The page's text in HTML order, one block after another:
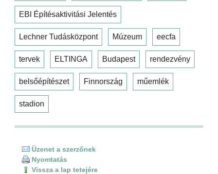
EBI Építésaktivitási Jelentés
Lechner Tudásközpont Múzeum eecfa
tervek ELTINGA Budapest rendezvény
belsőépítészet Finnország műemlék
stadion
Üzenet a szerzőnek
Nyomtatás
Vissza a lap tetejére